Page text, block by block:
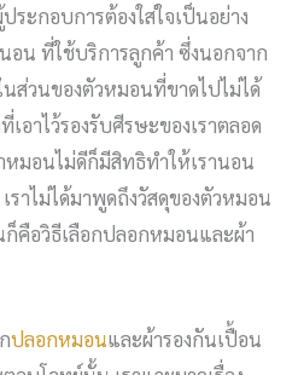
ระกอบการต้องใส่ใจเป็นอย่าง
อน ที่ใช้บริการลูกค้า ซึ่งนอกจาก
ส่วนของตัวหมอนที่ขาดไปไม่ได้
อาไว้รองรับศีรษะของเราตลอด
มอนไม่ดีก็มีสิทธิทำให้เรานอน
ราไม่ได้มาพูดถึงวัสดุของตัวหมอน
ก็คือวิธีเลือกปลอกหมอนและผ้า
ปลอกหมอนและผ้ารองกันเปื้อน